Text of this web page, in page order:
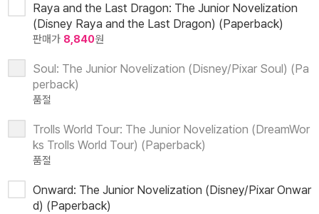
Raya and the Last Dragon: The Junior Novelization
(Disney Raya and the Last Dragon) (Paperback)
판매가 8,840원
Soul: The Junior Novelization (Disney/Pixar Soul) (Pa
perback)
품절
Trolls World Tour: The Junior Novelization (DreamWor
ks Trolls World Tour) (Paperback)
품절
Onward: The Junior Novelization (Disney/Pixar Onwar
d) (Paperback)